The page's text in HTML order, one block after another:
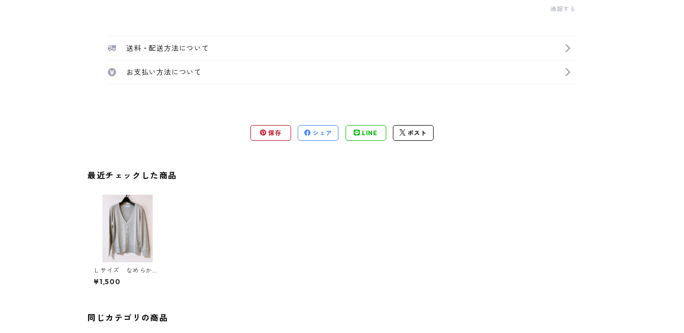
通報する
送料・配送方法について
お支払い方法について
保存 シェア LINE ポスト
最近チェックした商品
Ｌサイズ なめらか綿
混 Ｖネックカーディ
ガン レギュラー丈
¥1,500
同じカテゴリの商品